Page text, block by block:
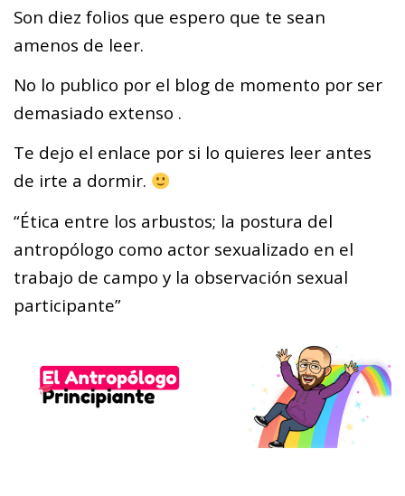
Son diez folios que espero que te sean
amenos de leer.
No lo publico por el blog de momento por ser
demasiado extenso .
Te dejo el enlace por si lo quieres leer antes
de irte a dormir.
“Ética entre los arbustos; la postura del
antropólogo como actor sexualizado en el
trabajo de campo y la observación sexual
participante”